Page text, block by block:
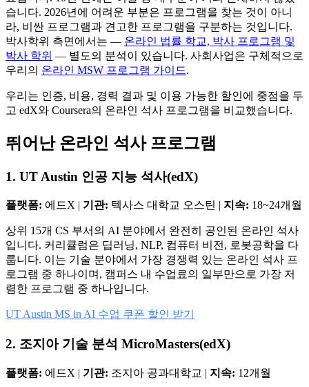
습니다. 2026년에 어려운 부분은 프로그램을 찾는 것이 아니
라, 비싼 프로그램과 견고한 프로그램을 구분하는 것입니다.
박사학위 측면에서는 — 온라인 법률 학교, 박사 프로그램 및
박사 학위 — 별도의 분석이 있습니다. 사회사업은 구체적으로
우리의 온라인 MSW 프로그램 가이드.
우리는 인증, 비용, 경력 결과 및 이용 가능한 할인에 중점을 두
고 edX와 Coursera의 온라인 석사 프로그램을 비교했습니다.
뛰어난 온라인 석사 프로그램
1. UT Austin 인공 지능 석사(edX)
플랫폼: 에드X | 기관: 텍사스 대학교 오스틴 | 지속: 18~24개월
상위 15개 CS 부서의 AI 분야에서 완전히 공인된 온라인 석사
입니다. 커리큘럼은 딥러닝, NLP, 컴퓨터 비전, 로봇공학을 다
룹니다. 이는 기술 분야에서 가장 경쟁력 있는 온라인 석사 프
로그램 중 하나이며, 캠퍼스 내 수업료의 일부만으로 가장 저
렴한 프로그램 중 하나입니다.
UT Austin MS in AI 수업 쿠폰 할인 받기
2. 조지아 기술 분석 MicroMasters(edX)
플랫폼: 에드X | 기관: 조지아 공과대학교 | 지속: 12개월